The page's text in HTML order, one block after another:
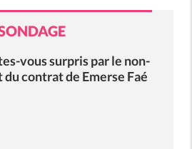
vous surpris par le non-
contrat de Emerse Faé